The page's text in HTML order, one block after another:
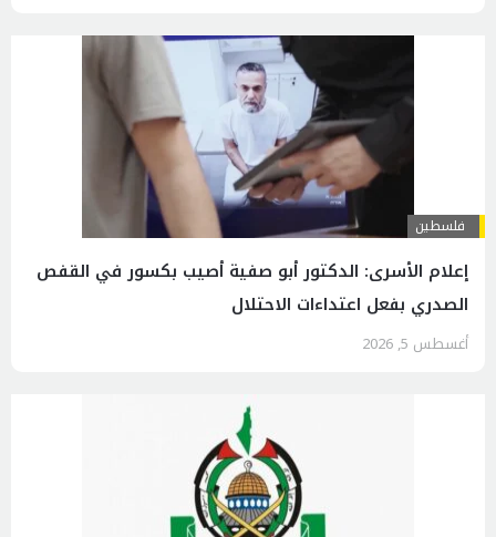
فلسطين
إعلام الأسرى: الدكتور أبو صفية أصيب بكسور في القفص
الصدري بفعل اعتداءات الاحتلال
أغسطس 5, 2026